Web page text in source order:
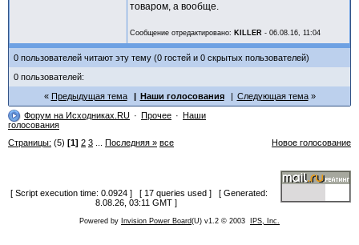
товаром, а вообще.
Сообщение отредактировано: KILLER - 06.08.16, 11:04
0 пользователей читают эту тему (0 гостей и 0 скрытых пользователей)
0 пользователей:
Предыдущая тема
Наши голосования
Следующая тема
Форум на Исходниках.RU
Прочее
Наши
голосования
Страницы: (5) [1] 2 3 Последняя » все Новое голосование
[ Script execution time: 0.0924 ] [ 17 queries used ] [ Generated:
8.08.26, 03:11 GMT ]
Powered by Invision Power Board(U) v1.2 © 2003 IPS, Inc.